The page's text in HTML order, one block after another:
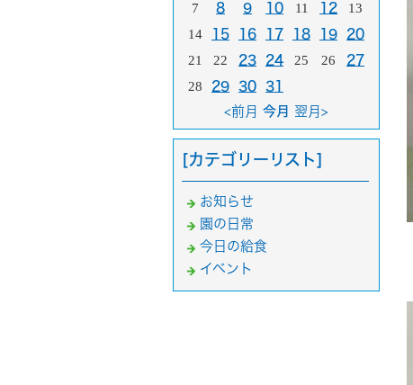
7
8 9 10 11 12
13
14
15 16 17 18 19 20
21 22 23 24 25 26 27
28 29 30
31
<前月 今月 翌月>
[カテゴリーリスト]
お知らせ
園の日常
今日の給食
イベント